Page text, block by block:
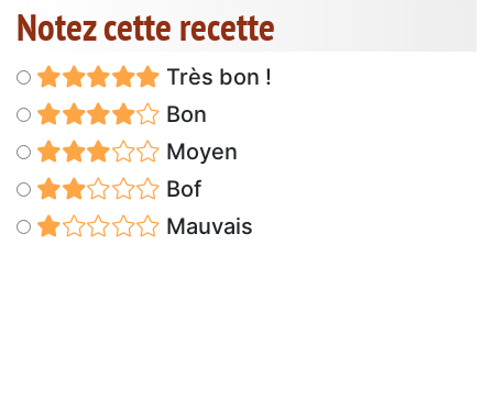
Notez cette recette
Très bon !
Bon
Moyen
Bof
Mauvais